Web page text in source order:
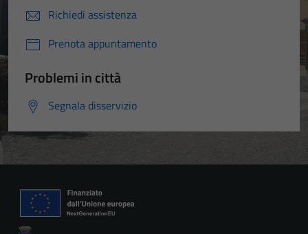
Richiedi assistenza
Prenota appuntamento
Problemi in città
Segnala disservizio